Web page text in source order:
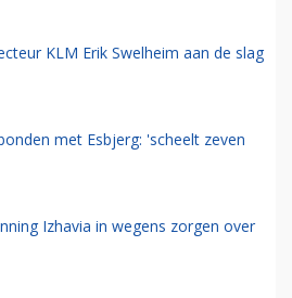
KLM Erik Swelheim aan de slag
met Esbjerg: 'scheelt zeven
Izhavia in wegens zorgen over